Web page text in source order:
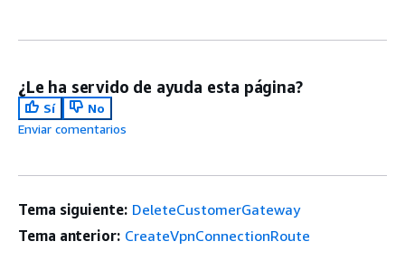
¿Le ha servido de ayuda esta página?
Sí
No
Enviar comentarios
Tema siguiente: DeleteCustomerGateway
Tema anterior: CreateVpnConnectionRoute